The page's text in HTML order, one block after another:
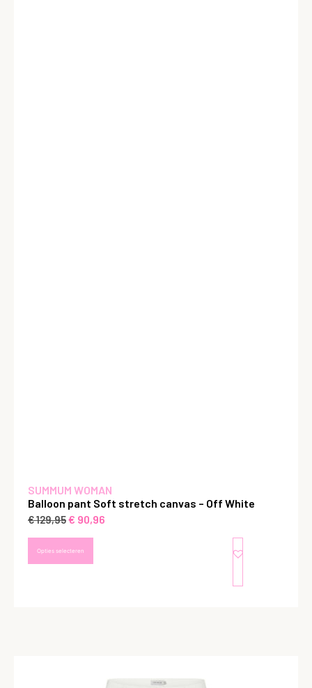
SUMMUM WOMAN
Balloon pant Soft stretch canvas – Off White
€129,95€ 90,96
Opties selecteren